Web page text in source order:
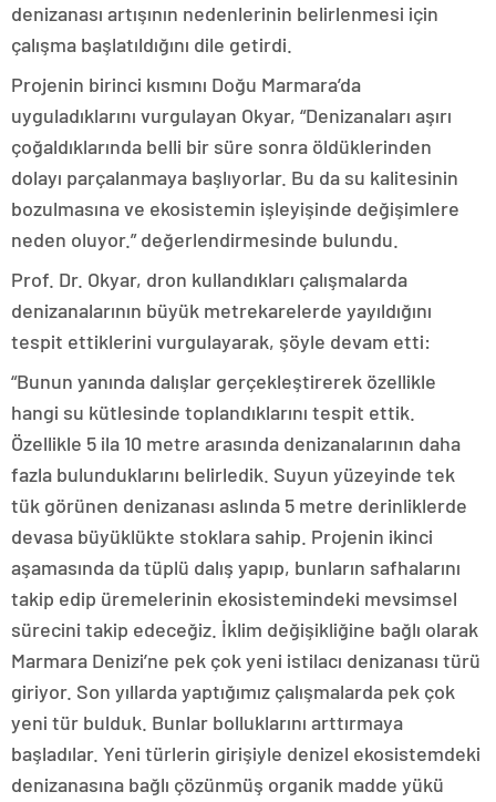
denizanası artışının nedenlerinin belirlenmesi için
çalışma başlatıldığını dile getirdi.
Projenin birinci kısmını Doğu Marmara’da
uyguladıklarını vurgulayan Okyar, “Denizanaları aşırı
çoğaldıklarında belli bir süre sonra öldüklerinden
dolayı parçalanmaya başlıyorlar. Bu da su kalitesinin
bozulmasına ve ekosistemin işleyişinde değişimlere
neden oluyor.” değerlendirmesinde bulundu.
Prof. Dr. Okyar, dron kullandıkları çalışmalarda
denizanalarının büyük metrekarelerde yayıldığını
tespit ettiklerini vurgulayarak, şöyle devam etti:
“Bunun yanında dalışlar gerçekleştirerek özellikle
hangi su kütlesinde toplandıklarını tespit ettik.
Özellikle 5 ila 10 metre arasında denizanalarının daha
fazla bulunduklarını belirledik. Suyun yüzeyinde tek
tük görünen denizanası aslında 5 metre derinliklerde
devasa büyüklükte stoklara sahip. Projenin ikinci
aşamasında da tüplü dalış yapıp, bunların safhalarını
takip edip üremelerinin ekosistemindeki mevsimsel
sürecini takip edeceğiz. İklim değişikliğine bağlı olarak
Marmara Denizi’ne pek çok yeni istilacı denizanası türü
giriyor. Son yıllarda yaptığımız çalışmalarda pek çok
yeni tür bulduk. Bunlar bolluklarını arttırmaya
başladılar. Yeni türlerin girişiyle denizel ekosistemdeki
denizanasına bağlı çözünmüş organik madde yükü